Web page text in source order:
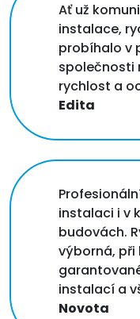
Ať už
instalace,
probíhalo v
společnosti
rychlost a
Edita
instalaci i v
budovách.
výborná, při
instalací a
Novota